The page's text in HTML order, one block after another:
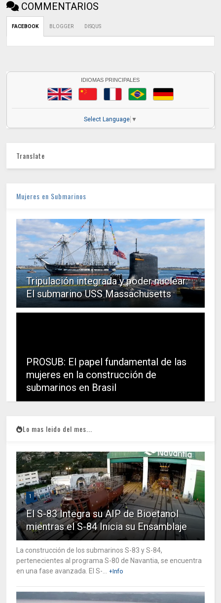
COMMENTARIOS
FACEBOOK BLOGGER DISQUS
IDIOMAS PRINCIPALES
Select Language ▼
Translate
Mujeres en Submarinos
Tripulación integrada y poder nuclear:
El submarino USS Massachusetts
PROSUB: El papel fundamental de las
mujeres en la construcción de
submarinos en Brasil
Lo mas leido del mes...
1
El S-83 Integra su AIP de Bioetanol
mientras el S-84 Inicia su Ensamblaje
La construcción de los submarinos S-83 y S-84,
pertenecientes al programa S-80 de Navantia, se encuentra
en una fase avanzada. El S-... +Info